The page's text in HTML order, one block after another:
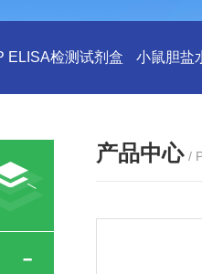
ELISA检测试剂盒 小鼠胆盐
产品中心 /